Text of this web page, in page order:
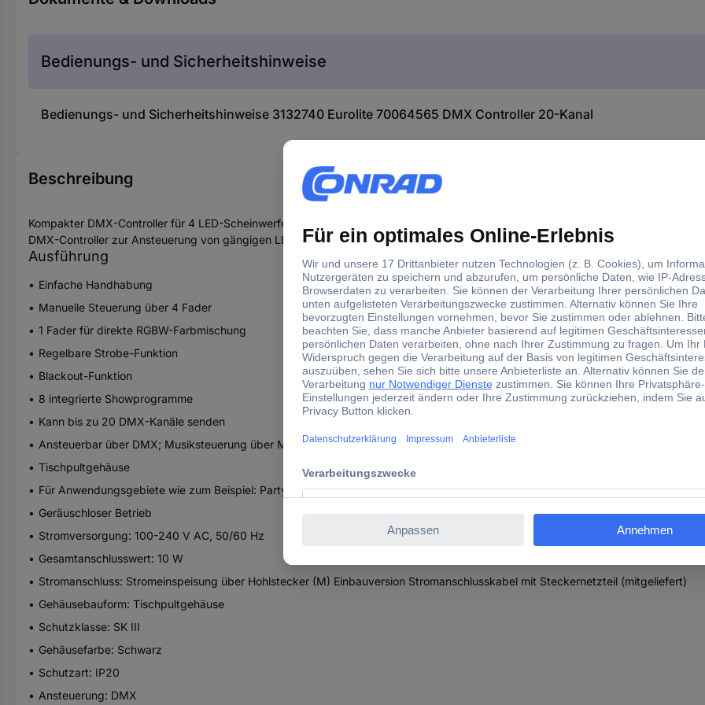
Bedienungs- und Sicherheitshinweise
Bedienungs- und Sicherheitshinweise 3132740 Eurolite 70064565 DMX Controller 20-Kanal
Beschreibung
Kompakter DMX-Controller für 4 LED-Scheinwerfer mit jeweils max. 4 Farben
DMX-Controller zur Ansteuerung von gängigen LED-Scheinwerfern
Ausführung
Einfache Handhabung
Manuelle Steuerung über 4 Fader
1 Fader für direkte RGBW-Farbmischung
Regelbare Strobe-Funktion
Blackout-Funktion
8 integrierte Showprogramme
Kann bis zu 20 DMX-Kanäle senden
Ansteuerbar über DMX; Musiksteuerung über Mikrofon; Stand-alone
Tischpultgehäuse
Für Anwendungsgebiete wie zum Beispiel: Partykeller; Mobile DJ´s/Alleinunterhalter
Geräuschloser Betrieb
Stromversorgung: 100-240 V AC, 50/60 Hz
Gesamtanschlusswert: 10 W
Stromanschluss: Stromeinspeisung über Hohlstecker (M) Einbauversion Stromanschlusskabel mit Steckernetzteil (mitgeliefert)
Gehäusebauform: Tischpultgehäuse
Schutzklasse: SK III
Gehäusefarbe: Schwarz
Schutzart: IP20
Ansteuerung: DMX